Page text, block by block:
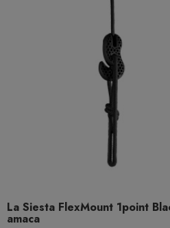
La Siesta FlexMount 1point
amaca